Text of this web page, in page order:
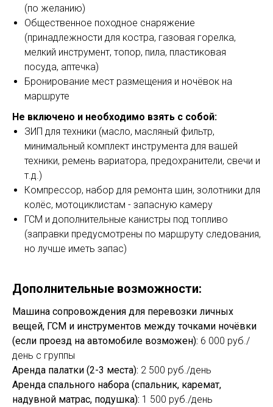
(по желанию)
Общественное походное снаряжение
(принадлежности для костра, газовая горелка,
мелкий инструмент, топор, пила, пластиковая
посуда, аптечка)
Бронирование мест размещения и ночёвок на
маршруте
Не включено и необходимо взять с собой:
ЗИП для техники (масло, масляный фильтр,
минимальный комплект инструмента для вашей
техники, ремень вариатора, предохранители, свечи и
т.д.)
Компрессор, набор для ремонта шин, золотники для
колёс, мотоциклистам - запасную камеру
ГСМ и дополнительные канистры под топливо
(заправки предусмотрены по маршруту следования,
но лучше иметь запас)
Дополнительные возможности:
Машина сопровождения для перевозки личных
вещей, ГСМ и инструментов между точками ночёвки
(если проезд на автомобиле возможен): 6 000 руб./
день с группы
Аренда палатки (2-3 места): 2 500 руб./день
Аренда спального набора (спальник, каремат,
надувной матрас, подушка): 1 500 руб./день